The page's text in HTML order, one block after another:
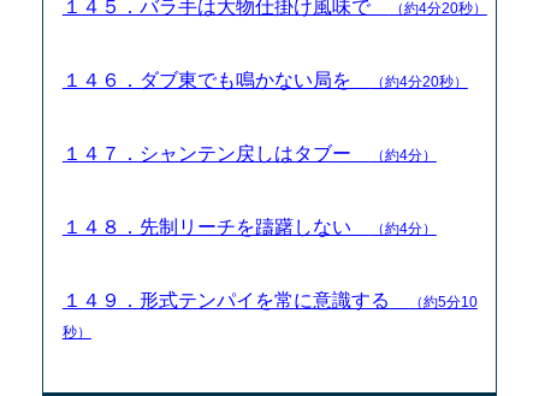
１４５．バラ手は大物仕掛け風味で （約4分20秒）
１４６．ダブ東でも鳴かない局を （約4分20秒）
１４７．シャンテン戻しはタブー （約4分）
１４８．先制リーチを躊躇しない （約4分）
１４９．形式テンパイを常に意識する
（約5分10
秒）